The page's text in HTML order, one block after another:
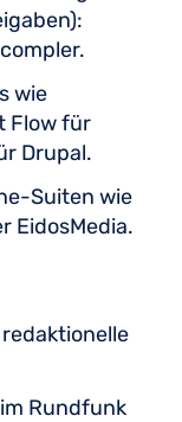
wie
Flow für
Drupal.
Suiten wie
EidosMedia.
Rundfunk